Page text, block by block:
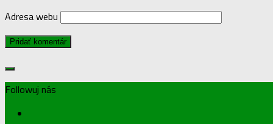
Adresa webu
Followuj nás